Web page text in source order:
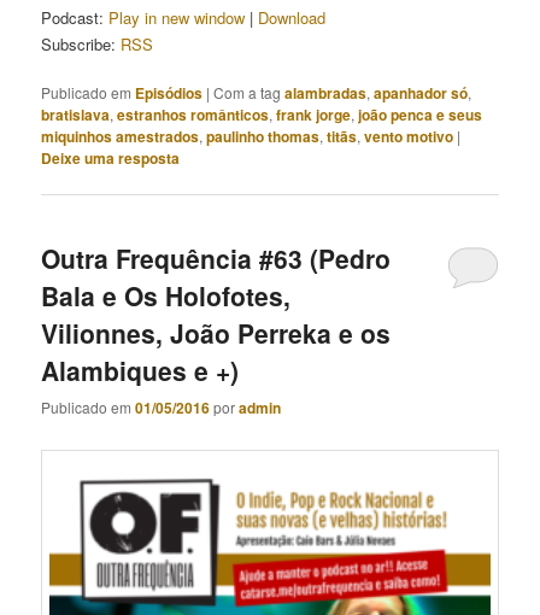
Podcast: Play in new window | Download
Subscribe: RSS
Publicado em Episódios |Com a tagalambradas,apanhador só,
bratislava,estranhos românticos,frank jorge,joão penca e seus
miquinhos amestrados,paulinho thomas,titãs,vento motivo |
Deixe uma resposta
Outra Frequência #63 (Pedro
Bala e Os Holofotes,
Vilionnes, João Perreka e os
Alambiques e +)
Publicado em01/05/2016poradmin